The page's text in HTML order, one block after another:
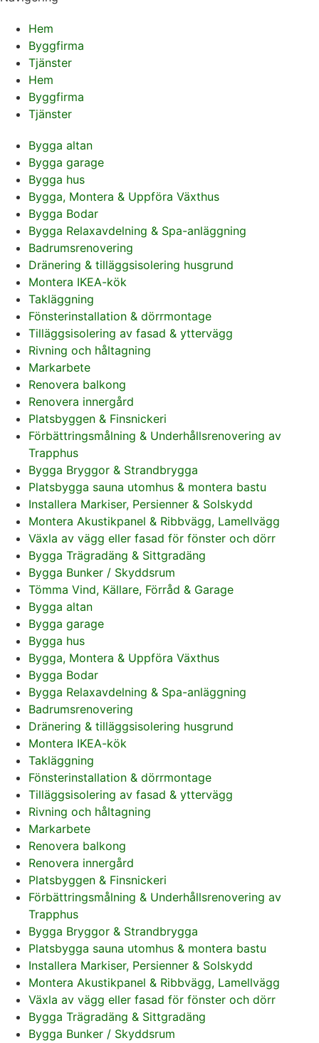
Hem
Byggfirma
Tjänster
Hem
Byggfirma
Tjänster
Bygga altan
Bygga garage
Bygga hus
Bygga, Montera & Uppföra Växthus
Bygga Bodar
Bygga Relaxavdelning & Spa-anläggning
Badrumsrenovering
Dränering & tilläggsisolering husgrund
Montera IKEA-kök
Takläggning
Fönsterinstallation & dörrmontage
Tilläggsisolering av fasad & yttervägg
Rivning och håltagning
Markarbete
Renovera balkong
Renovera innergård
Platsbyggen & Finsnickeri
Förbättringsmålning & Underhållsrenovering av
Trapphus
Bygga Bryggor & Strandbrygga
Platsbygga sauna utomhus & montera bastu
Installera Markiser, Persienner & Solskydd
Montera Akustikpanel & Ribbvägg, Lamellvägg
Växla av vägg eller fasad för fönster och dörr
Bygga Trägradäng & Sittgradäng
Bygga Bunker / Skyddsrum
Tömma Vind, Källare, Förråd & Garage
Bygga altan
Bygga garage
Bygga hus
Bygga, Montera & Uppföra Växthus
Bygga Bodar
Bygga Relaxavdelning & Spa-anläggning
Badrumsrenovering
Dränering & tilläggsisolering husgrund
Montera IKEA-kök
Takläggning
Fönsterinstallation & dörrmontage
Tilläggsisolering av fasad & yttervägg
Rivning och håltagning
Markarbete
Renovera balkong
Renovera innergård
Platsbyggen & Finsnickeri
Förbättringsmålning & Underhållsrenovering av
Trapphus
Bygga Bryggor & Strandbrygga
Platsbygga sauna utomhus & montera bastu
Installera Markiser, Persienner & Solskydd
Montera Akustikpanel & Ribbvägg, Lamellvägg
Växla av vägg eller fasad för fönster och dörr
Bygga Trägradäng & Sittgradäng
Bygga Bunker / Skyddsrum